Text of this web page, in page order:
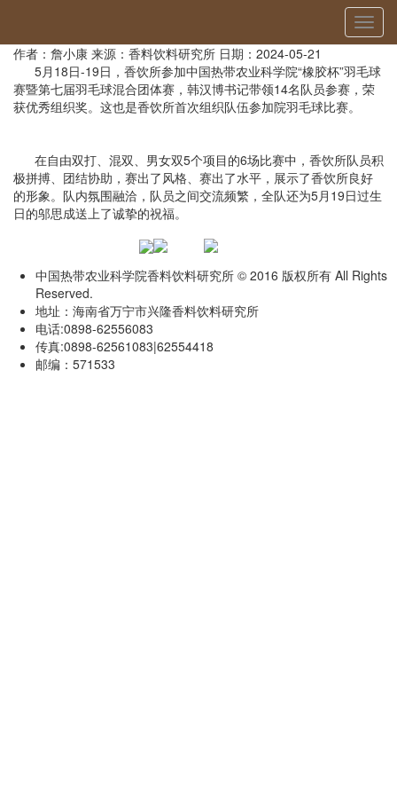
切
换
航
作者：詹小康 来源：香料饮料研究所 日期：2024-05-21
5月18日-19日，香饮所参加中国热带农业科学院“橡胶杯”羽毛球
赛暨第七届羽毛球混合团体赛，韩汉博书记带领14名队员参赛，荣
获优秀组织奖。这也是香饮所首次组织队伍参加院羽毛球比赛。
在自由双打、混双、男女双5个项目的6场比赛中，香饮所队员积
极拼搏、团结协助，赛出了风格、赛出了水平，展示了香饮所良好
的形象。队内氛围融洽，队员之间交流频繁，全队还为5月19日过生
日的邬思成送上了诚挚的祝福。
中国热带农业科学院香料饮料研究所 © 2016 版权所有 All Rights
Reserved.
地址：海南省万宁市兴隆香料饮料研究所
电话:0898-62556083
传真:0898-62561083|62554418
邮编：571533